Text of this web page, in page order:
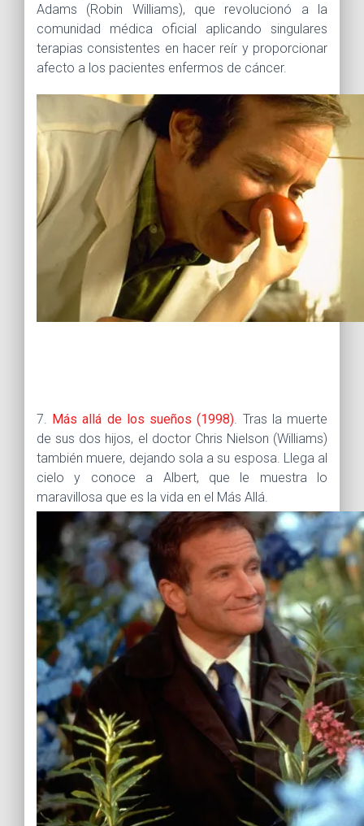
Adams (Robin Williams), que revolucionó a la
comunidad médica oficial aplicando singulares
terapias consistentes en hacer reír y proporcionar
afecto a los pacientes enfermos de cáncer.
7. Más allá de los sueños (1998) . Tras la muerte
de sus dos hijos, el doctor Chris Nielson (Williams)
también muere, dejando sola a su esposa. Llega al
cielo y conoce a Albert, que le muestra lo
maravillosa que es la vida en el Más Allá.